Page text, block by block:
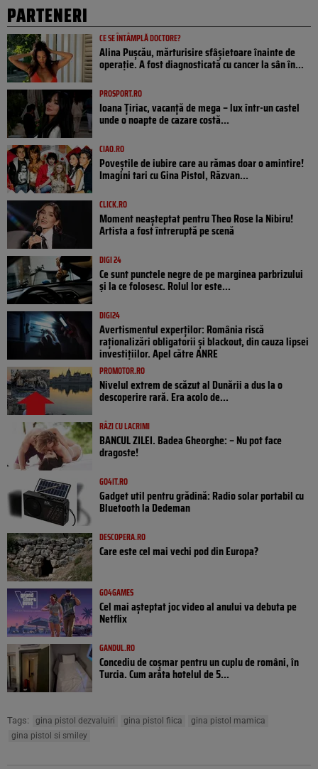
PARTENERI
CE SE ÎNTÂMPLĂ DOCTORE?
Alina Pușcău, mărturisire sfâșietoare înainte de
operație. A fost diagnosticată cu cancer la sân în...
PROSPORT.RO
Ioana Țiriac, vacanță de mega – lux într-un castel
unde o noapte de cazare costă...
CIAO.RO
Poveştile de iubire care au rămas doar o amintire!
Imagini tari cu Gina Pistol, Răzvan...
CLICK.RO
Moment neașteptat pentru Theo Rose la Nibiru!
Artista a fost întreruptă pe scenă
DIGI 24
Ce sunt punctele negre de pe marginea parbrizului
și la ce folosesc. Rolul lor este...
DIGI24
Avertismentul experților: România riscă
raționalizări obligatorii și blackout, din cauza lipsei
investițiilor. Apel către ANRE
PROMOTOR.RO
Nivelul extrem de scăzut al Dunării a dus la o
descoperire rară. Era acolo de...
RÂZI CU LACRIMI
BANCUL ZILEI. Badea Gheorghe: – Nu pot face
dragoste!
GO4IT.RO
Gadget util pentru grădină: Radio solar portabil cu
Bluetooth la Dedeman
DESCOPERA.RO
Care este cel mai vechi pod din Europa?
GO4GAMES
Cel mai așteptat joc video al anului va debuta pe
Netflix
GANDUL.RO
Concediu de coșmar pentru un cuplu de români, în
Turcia. Cum arăta hotelul de 5...
Tags: gina pistol dezvaluiri gina pistol fiica
gina pistol mamica
gina pistol si smiley